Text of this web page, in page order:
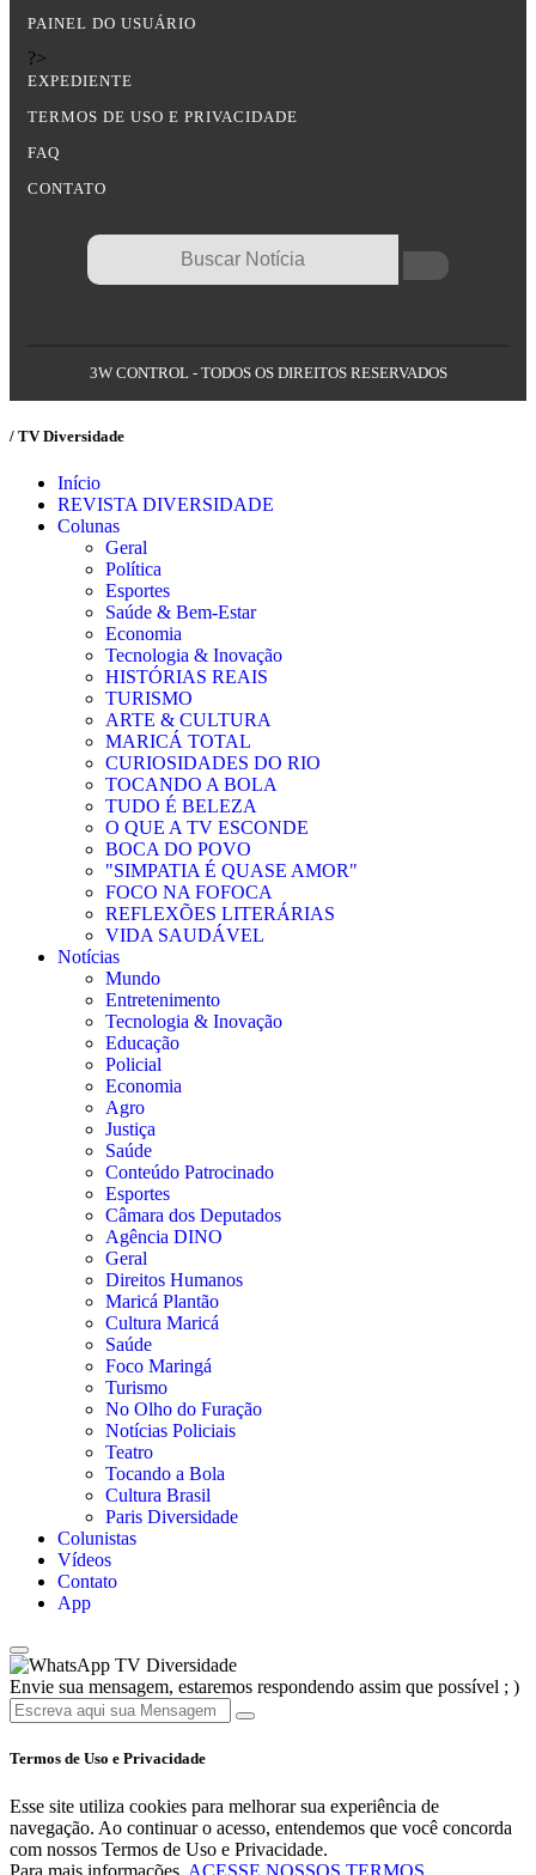
PAINEL DO USUÁRIO
?>
EXPEDIENTE
TERMOS DE USO E PRIVACIDADE
FAQ
CONTATO
3W CONTROL - TODOS OS DIREITOS RESERVADOS
/ TV Diversidade
Início
REVISTA DIVERSIDADE
Colunas
Geral
Política
Esportes
Saúde & Bem-Estar
Economia
Tecnologia & Inovação
HISTÓRIAS REAIS
TURISMO
ARTE & CULTURA
MARICÁ TOTAL
CURIOSIDADES DO RIO
TOCANDO A BOLA
TUDO É BELEZA
O QUE A TV ESCONDE
BOCA DO POVO
"SIMPATIA É QUASE AMOR"
FOCO NA FOFOCA
REFLEXÕES LITERÁRIAS
VIDA SAUDÁVEL
Notícias
Mundo
Entretenimento
Tecnologia & Inovação
Educação
Policial
Economia
Agro
Justiça
Saúde
Conteúdo Patrocinado
Esportes
Câmara dos Deputados
Agência DINO
Geral
Direitos Humanos
Maricá Plantão
Cultura Maricá
Saúde
Foco Maringá
Turismo
No Olho do Furação
Notícias Policiais
Teatro
Tocando a Bola
Cultura Brasil
Paris Diversidade
Colunistas
Vídeos
Contato
App
TV Diversidade
Envie sua mensagem, estaremos respondendo assim que possível ; )
Termos de Uso e Privacidade
Esse site utiliza cookies para melhorar sua experiência de
navegação. Ao continuar o acesso, entendemos que você concorda
com nossos Termos de Uso e Privacidade.
Para mais informações, ACESSE NOSSOS TERMOS